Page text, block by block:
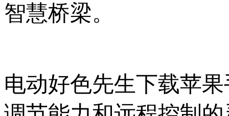
智慧桥梁。
电动好色先生下载苹果